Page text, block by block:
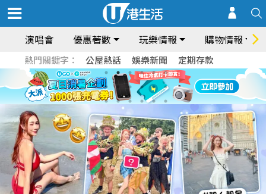
演唱會 優惠著數 玩樂情報 購物情報
熱門關鍵字： 公屋熱話 娛樂新聞 定期存款